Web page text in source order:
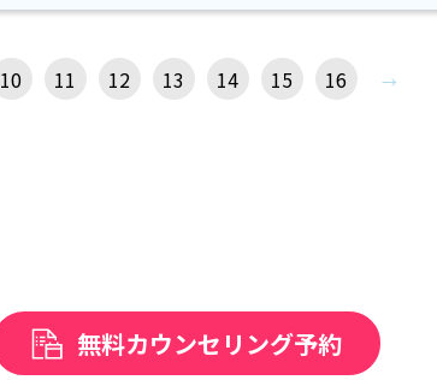
10 11 12 13 14 15 16
無料カウンセリング予約